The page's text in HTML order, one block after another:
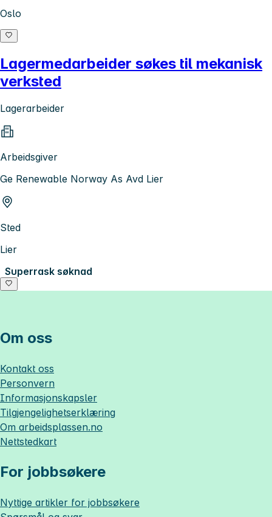
Oslo
Lagermedarbeider søkes til mekanisk
verksted
Lagerarbeider
Arbeidsgiver
Ge Renewable Norway As Avd Lier
Sted
Lier
Superrask søknad
Om oss
Kontakt oss
Personvern
Informasjonskapsler
Tilgjengelighetserklæring
Om arbeidsplassen.no
Nettstedkart
For jobbsøkere
Nyttige artikler for jobbsøkere